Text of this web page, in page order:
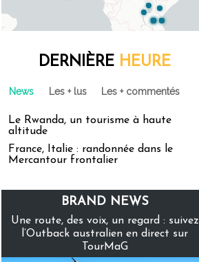
DERNIÈRE HEURE
News Les + lus Les + commentés
Le Rwanda, un tourisme à haute
altitude
France, Italie : randonnée dans le
Mercantour frontalier
BRAND NEWS
Une route, des voix, un regard : suivez
l’Outback australien en direct sur
TourMaG